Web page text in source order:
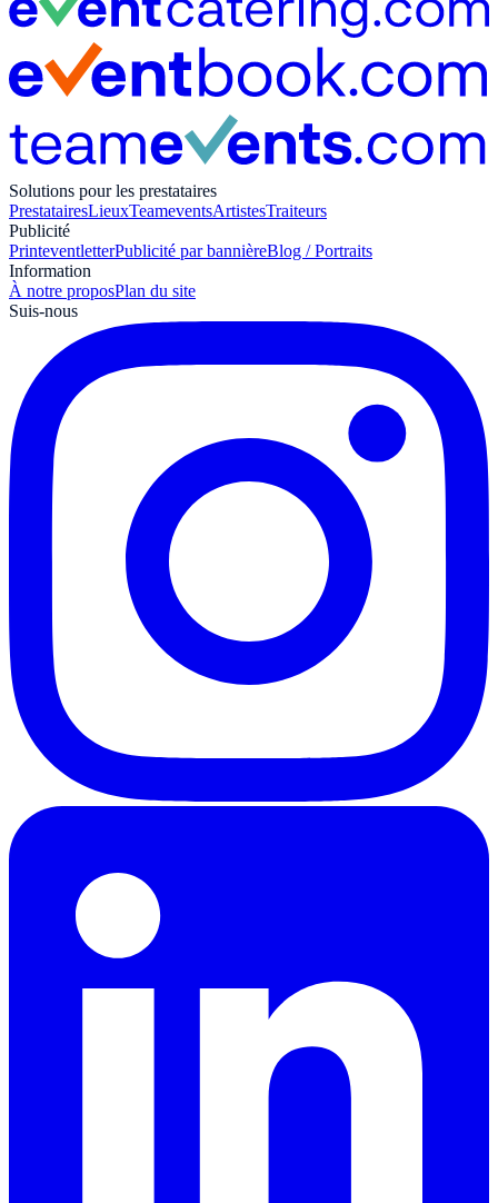
Solutions pour les prestataires
PrestatairesLieuxTeameventsArtistesTraiteurs
Publicité
PrinteventletterPublicité par bannièreBlog / Portraits
Information
À notre proposPlan du site
Suis-nous